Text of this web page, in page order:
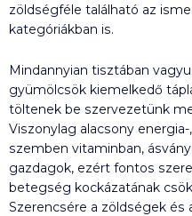
zöldségféle található az
kategóriákban is.
Mindannyian tisztában
gyümölcsök kiemelkedő
töltenek be szervezetünk
Viszonylag alacsony
szemben vitaminban,
gazdagok, ezért fontos
betegség kockázatának
Szerencsére a zöldségek és